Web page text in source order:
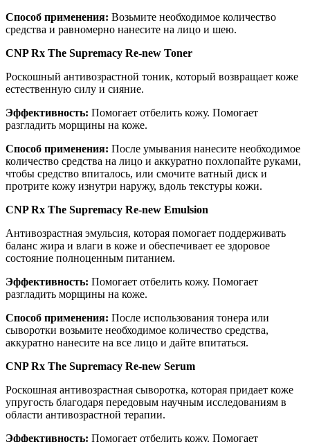
Способ применения: Возьмите необходимое количество
средства и равномерно нанесите на лицо и шею.
CNP Rx The Supremacy Re-new Toner
Роскошный антивозрастной тоник, который возвращает коже
естественную силу и сияние.
Эффективность: Помогает отбелить кожу. Помогает
разгладить морщины на коже.
Способ применения: После умывания нанесите необходимое
количество средства на лицо и аккуратно похлопайте руками,
чтобы средство впиталось, или смочите ватный диск и
протрите кожу изнутри наружу, вдоль текстуры кожи.
CNP Rx The Supremacy Re-new Emulsion
Антивозрастная эмульсия, которая помогает поддерживать
баланс жира и влаги в коже и обеспечивает ее здоровое
состояние полноценным питанием.
Эффективность: Помогает отбелить кожу. Помогает
разгладить морщины на коже.
Способ применения: После использования тонера или
сыворотки возьмите необходимое количество средства,
аккуратно нанесите на все лицо и дайте впитаться.
CNP Rx The Supremacy Re-new Serum
Роскошная антивозрастная сыворотка, которая придает коже
упругость благодаря передовым научным исследованиям в
области антивозрастной терапии.
Эффективность: Помогает отбелить кожу. Помогает